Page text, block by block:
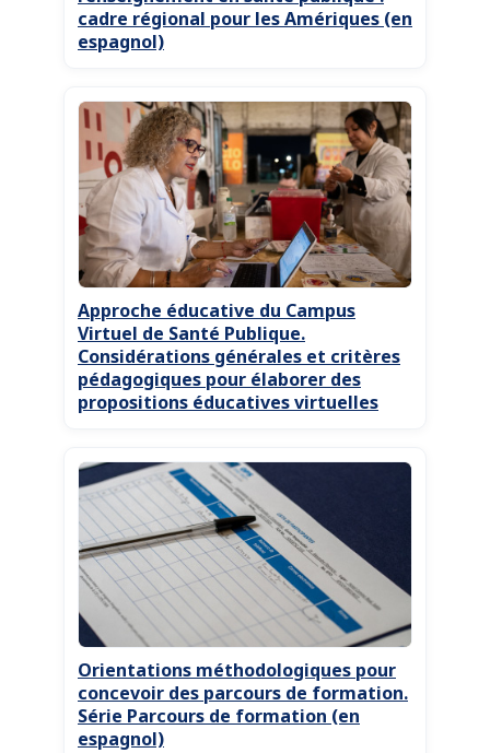
cadre régional pour les Amériques (en
espagnol)
Approche éducative du Campus
Virtuel de Santé Publique.
Considérations générales et critères
pédagogiques pour élaborer des
propositions éducatives virtuelles
Orientations méthodologiques pour
concevoir des parcours de formation.
Série Parcours de formation (en
espagnol)